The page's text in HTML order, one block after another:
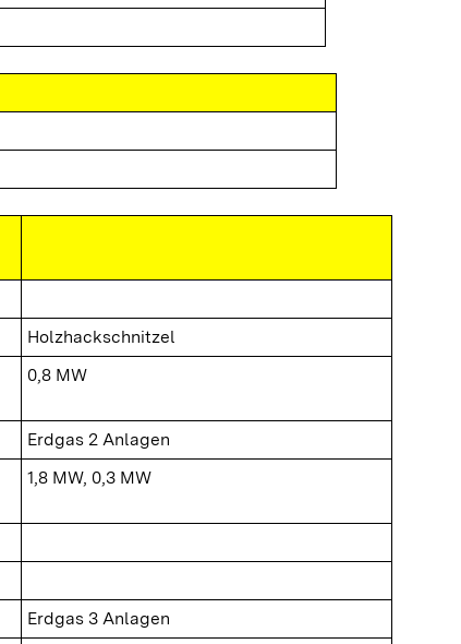
Holzhackschnitzel
0,8 MW
Erdgas 2 Anlagen
1,8 MW, 0,3 MW
Erdgas 3 Anlagen